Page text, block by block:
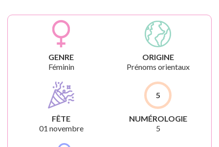
GENRE
Féminin
ORIGINE
Prénoms orientaux
FÊTE
01 novembre
5
NUMÉROLOGIE
5